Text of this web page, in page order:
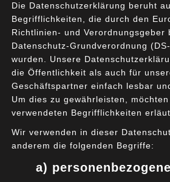
Faktor bei modernen
bei Anwendungen der Künstlichen
hochfrequenten Verarbeitung von
Smart City, Smart Home & Co wird
Computerleistung aus der Cloud
dominieren wenige Hyperscaler wie
Google/Alphabet, Microsoft und IBM
Geschäftsmodelle in ihrem Sinne zu
Kommission gegen Amazon und
Die Datenschutzerklärung beruht
Begrifflichkeiten, die durch den
Richtlinien- und Verordnungsgeber
Datenschutz-Grundverordnung
wurden. Unsere
die Öffentlichkeit als auch für
Geschäftspartner einfach lesbar
Um dies zu gewährleisten,
verwendeten Begrifflichkeiten
Wir verwenden in dieser
anderem die folgenden Begriffe:
a)